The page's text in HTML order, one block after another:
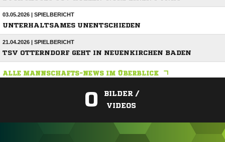
03.05.2026 | SPIELBERICHT
UNTERHALTSAMES UNENTSCHIEDEN
21.04.2026 | SPIELBERICHT
TSV OTTERNDORF GEHT IN NEUENKIRCHEN BADEN
ALLE MANNSCHAFTS-NEWS IM ÜBERBLICK
0
BILDER /
VIDEOS